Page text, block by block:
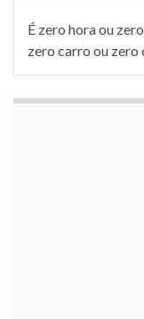
É zero hora ou
zero carro ou zero